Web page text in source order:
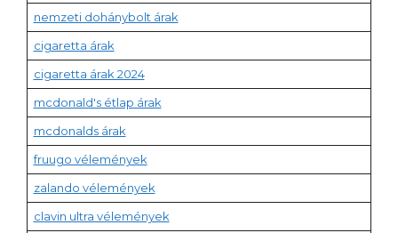
nemzeti dohánybolt árak
cigaretta árak
cigaretta árak 2024
mcdonald's étlap árak
mcdonalds árak
fruugo vélemények
zalando vélemények
clavin ultra vélemények